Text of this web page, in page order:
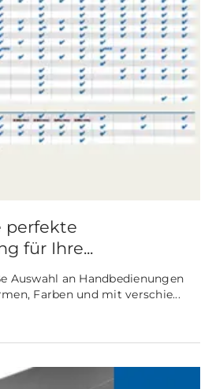
perfekte
für Ihre...
Auswahl an Handbedienungen
Farben und mit verschie...